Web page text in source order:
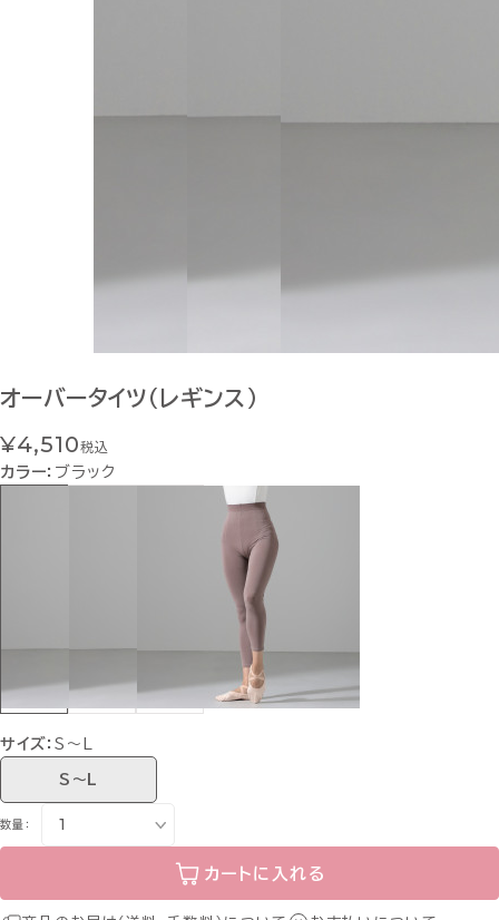
オーバータイツ（レギンス）
¥4,510税込
カラー： ブラック
サイズ：S～L
S～L
数量：
カートに入れる